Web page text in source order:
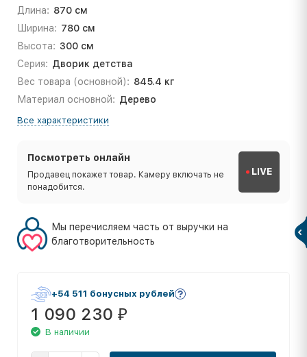
Длина: 870 см
Ширина: 780 см
Высота: 300 см
Серия: Дворик детства
Вес товара (основной): 845.4 кг
Материал основной: Дерево
Все характеристики
Посмотреть онлайн
Продавец покажет товар. Камеру включать не
понадобится.
LIVE
Мы перечисляем часть от выручки на
благотворительность
+54 511 бонусных рублей
1 090 230 ₽
В наличии